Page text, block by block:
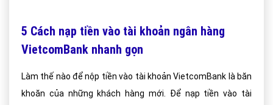
5 Cách nạp tiền vào tài khoản ngân hàng
VietcomBank nhanh gọn
Làm thế nào để nộp tiền vào tài khoản VietcomBank là băn
khoăn của những khách hàng mới. Để nạp tiền vào tài